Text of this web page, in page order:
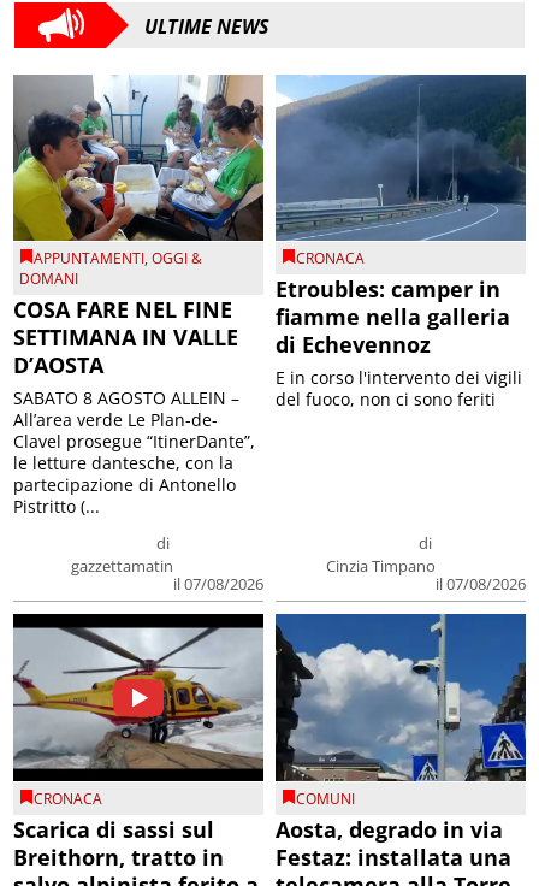
ULTIME NEWS
APPUNTAMENTI,OGGI &
DOMANI
COSA FARE NEL FINE
SETTIMANA IN VALLE
D’AOSTA
di
gazzettamatin
il 07/08/2026
SABATO 8 AGOSTO ALLEIN –
All’area verde Le Plan-de-
Clavel prosegue “ItinerDante”,
le letture dantesche, con la
partecipazione di Antonello
Pistritto (...
CRONACA
Etroubles: camper in
fiamme nella galleria
di Echevennoz
di
Cinzia Timpano
il 07/08/2026
E in corso l'intervento dei vigili
del fuoco, non ci sono feriti
CRONACA
Scarica di sassi sul
Breithorn, tratto in
COMUNI
Aosta, degrado in via
Festaz: installata una